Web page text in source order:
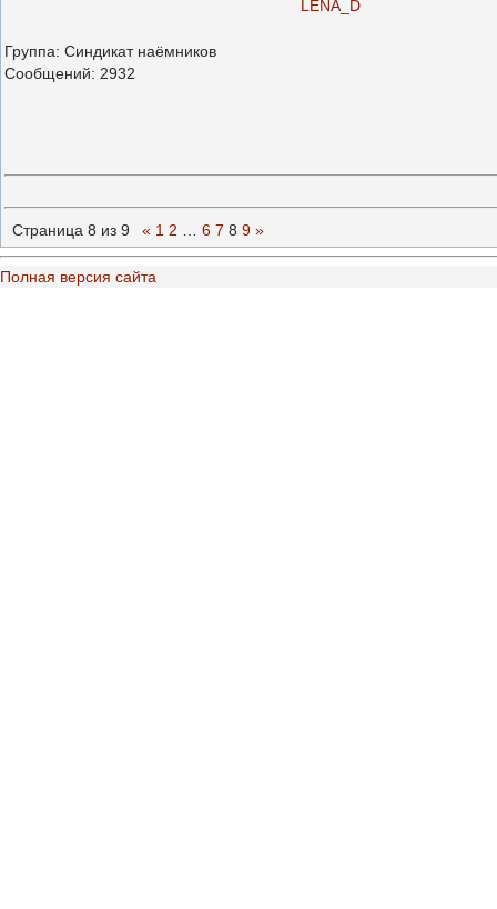
LENA_D
Группа: Синдикат наёмников
Сообщений: 2932
Страница 8 из 9 « 1 2 6 7 8 9 »
Полная версия сайта